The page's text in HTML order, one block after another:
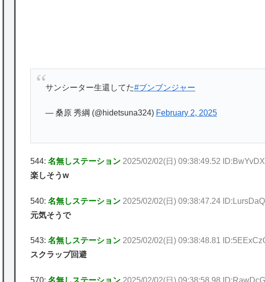
サンシーター生還してた#ブンブンジャー
— 桑原 秀綱 (@hidetsuna324) February 2, 2025
544: 名無しステーション 2025/02/02(日) 09:38:49.52
楽しそうw
540: 名無しステーション 2025/02/02(日) 09:38:47.24
元気そうで
543: 名無しステーション 2025/02/02(日) 09:38:48.81
スクラップ回避
570: 名無しステーション 2025/02/02(日) 09:38:58.98